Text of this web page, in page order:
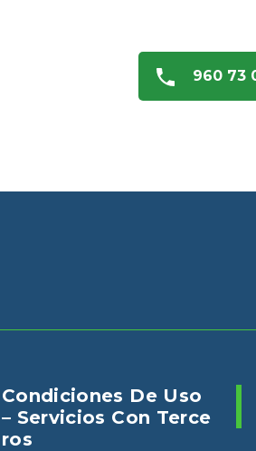
960 73
Condiciones De Uso
– Servicios Con Terce
Ros